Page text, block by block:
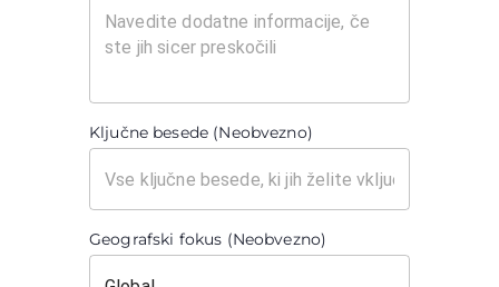
Ključne besede (Neobvezno)
Geografski fokus (Neobvezno)